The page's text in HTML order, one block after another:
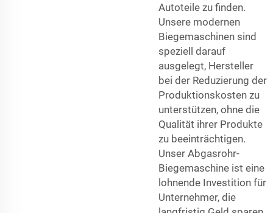
Autoteile zu finden.
Unsere modernen
Biegemaschinen sind
speziell darauf
ausgelegt, Hersteller
bei der Reduzierung der
Produktionskosten zu
unterstützen, ohne die
Qualität ihrer Produkte
zu beeinträchtigen.
Unser Abgasrohr-
Biegemaschine ist eine
lohnende Investition für
Unternehmer, die